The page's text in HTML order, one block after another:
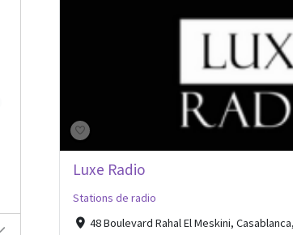
Luxe Radio
Stations de radio
48 Boulevard Rahal El Meskini,